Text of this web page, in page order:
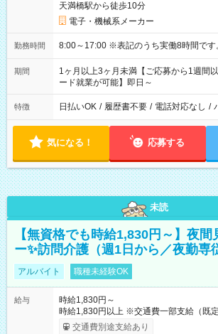
天満橋駅から徒歩10分
電子・機械系メーカー
勤務時間 8:00～17:00 ※表記のうち実働8時間です
期間
1ヶ月以上3ヶ月未満【ご応募から1週間
ード就業が可能】即日～
特徴 日払いOK / 履歴書不要 / 電話対応なし /
気になる！ 応募する
未読
【無資格でも時給1,830円～】夜
ー✨訪問介護（週1日から／夜勤専
アルバイト 職種未経験OK
給与
時給1,830円～
時給1,830円以上 ※交通費一部支給（既
考慮して決定します 【収入例】 週1回勤務の場合：1,830円×8時
交通費別途支給あり